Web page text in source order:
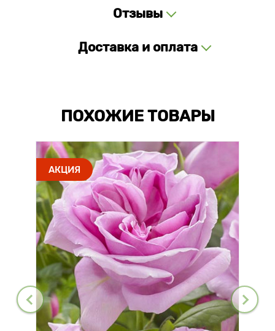
Отзывы
Доставка и оплата
ПОХОЖИЕ ТОВАРЫ
АКЦИЯ